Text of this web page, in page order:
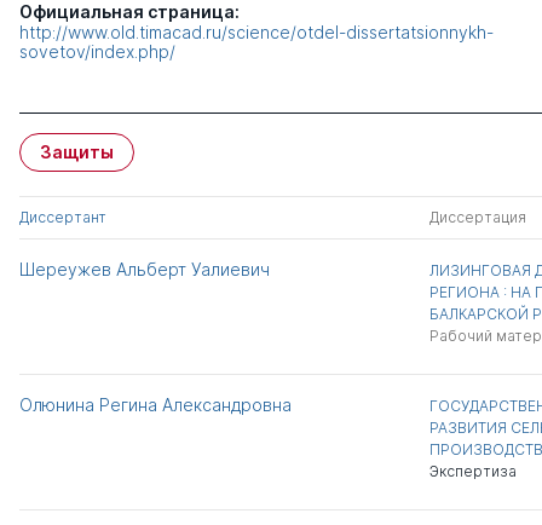
Официальная страница:
http://www.old.timacad.ru/science/otdel-dissertatsionnykh-
sovetov/index.php/
Защиты
Диссертант Диссертация
Шереужев Альберт Уалиевич
ЛИЗИНГОВАЯ
РЕГИОНА : НА
БАЛКАРСКОЙ
Рабочий
Олюнина Регина Александровна
РАЗВИТИЯ
Экспертиза